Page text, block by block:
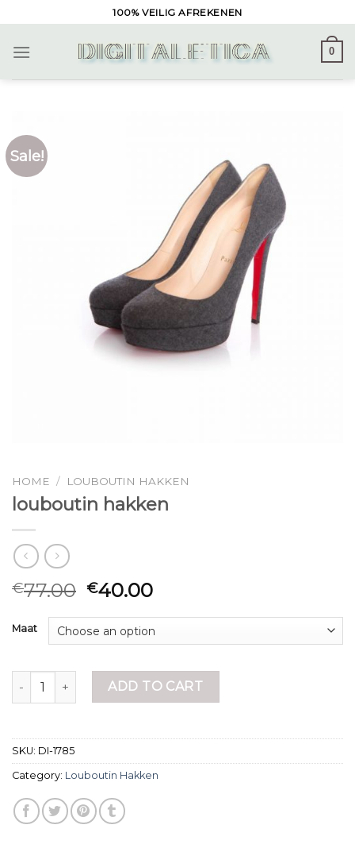
to
content
100% VEILIG AFREKENEN
0
Sale!
HOME / LOUBOUTIN HAKKEN
louboutin hakken
€77.00 €40.00
Maat
louboutin hakken quantity
ADD TO CART
SKU: DI-1785
Category: Louboutin Hakken